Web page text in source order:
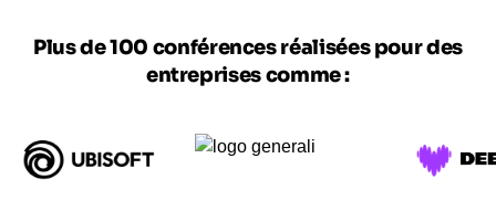
Plus de 100 conférences réalisées pour des
entreprises comme :